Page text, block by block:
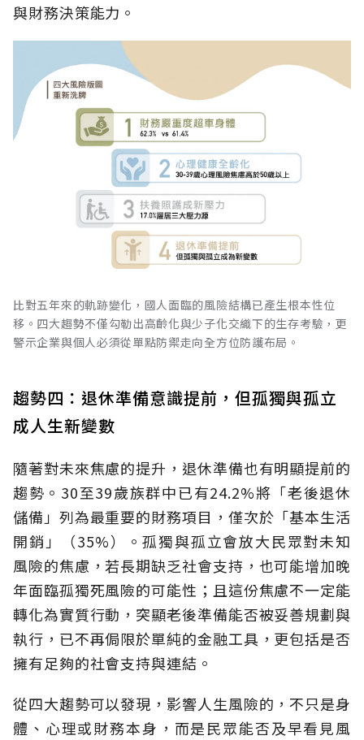
與財務決策能力。
比對五年來的軌跡變化，國人面臨的風險結構已產生根本性位
移。四大趨勢不僅勾勒出高齡化與少子化交織下的生存考驗，更
警示企業與個人必須從單點防禦走向全方位防護布局。
趨勢四：退休準備意識提前，但孤獨與孤立
成人生新變數
隨著對未來焦慮的提升，退休準備也有明顯提前的
趨勢。30至39歲族群中已有24.2%將「老後退休
儲備」列為最重要的財務項目，僅次於「基本生活
開銷」（35%）。孤獨與孤立會放大民眾對未知
風險的焦慮，若長期缺乏社會支持，也可能增加晚
年面臨孤獨死風險的可能性；且這份焦慮不一定能
轉化為實質行動，突顯老後準備能否被妥善規劃與
執行，已不再侷限於單純的金融工具，更包括是否
擁有足夠的社會支持與連結。
從四大趨勢可以發現，影響人生風險的，不只是身
體、心理或財務本身，而是民眾能否及早看見風